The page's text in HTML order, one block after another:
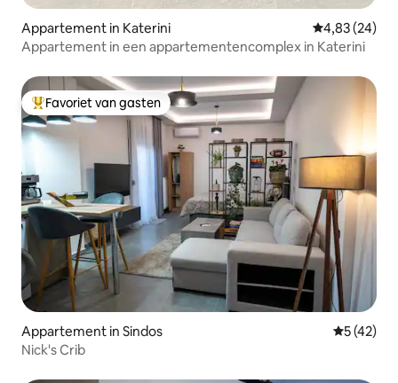
Appartement in Katerini Gemiddelde
4,83 (24)
Appartement in een appartementencomplex in Katerini
Topfavoriet van gasten
Favoriet van gasten
Appartement in Sindos
5 (42)
Nick's Crib